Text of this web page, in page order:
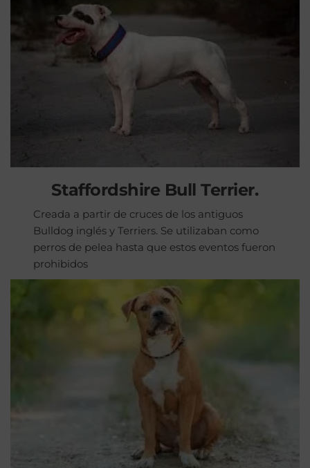
Staffordshire Bull Terrier.
Creada a partir de cruces de los antiguos
Bulldog inglés y Terriers. Se utilizaban como
perros de pelea hasta que estos eventos fueron
prohibidos